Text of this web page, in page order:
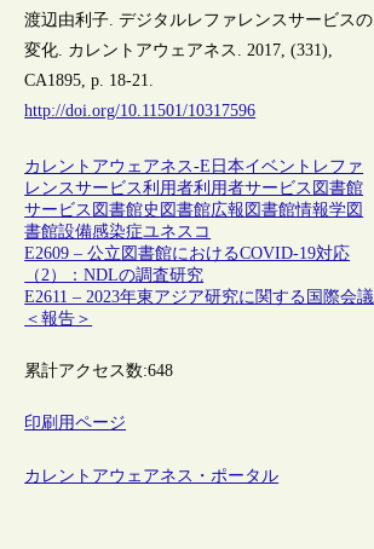
渡辺由利子. デジタルレファレンスサービスの
変化. カレントアウェアネス. 2017, (331),
CA1895, p. 18-21.
http://doi.org/10.11501/10317596
カレントアウェアネス-E 日本イベント レファ
レンスサービス利用者利用者サービス 図書館
サービス 図書館史 図書館広報 図書館情報学図
書館設備感染症ユネスコ
E2609 – 公立図書館におけるCOVID-19対応
（2）：NDLの調査研究
E2611 – 2023年東アジア研究に関する国際会議
＜報告＞
累計アクセス数:648
印刷用ページ
カレントアウェアネス・ポータル